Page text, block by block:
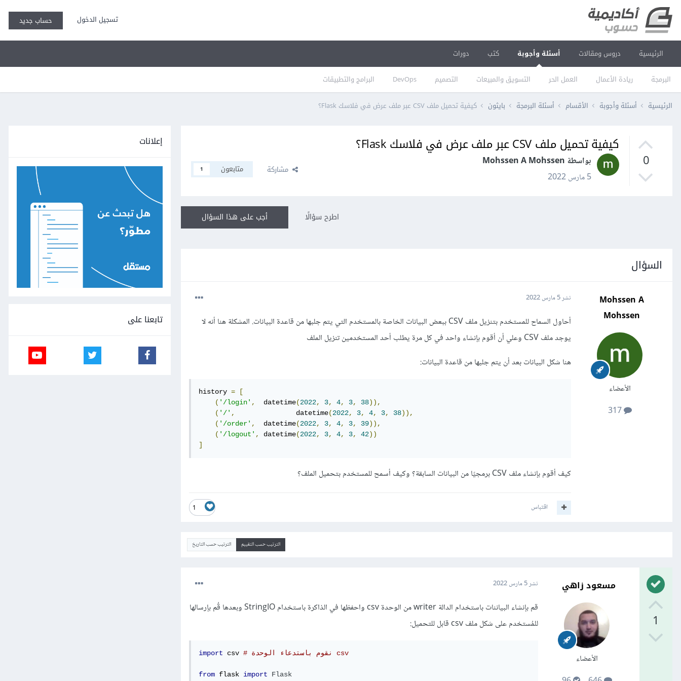
تسجيل الدخول حساب جديد
الرئيسية دروس ومقالات أسئلة وأجوبة
البرمجة ريادة الأعمال العمل الحر التسويق والمبيعات التصميم DevOps البرامج والتطبيقات
كتب دورات
الرئيسية أسئلة وأجوبة الأقسام أسئلة البرمجة بايثون كيفية تحميل ملف CSV عبر ملف عرض في فلاسك Flask؟
0
كيفية تحميل ملف CSV عبر ملف عرض في فلاسك Flask؟
بواسطة Mohssen A Mohssen
5 مارس 2022
مشاركة متابعون 1
أجب على هذا السؤال اطرح سؤالًا
السؤال
Mohssen A
Mohssen
الأعضاء
317
نشر5 مارس 2022
أحاول السماح للمستخدم بتنزيل ملف CSV ببعض البيانات الخاصة بالمستخدم التي يتم جلبها من قاعدة البيانات. المشكلة هنا أنه لا
يوجد ملف CSV وعلي أن أقوم بإنشاء واحد في كل مرة يطلب أحد المستخدمين تنزيل الملف
هنا شكل البيانات بعد أن يتم جلبها من قاعدة البيانات:
history =
[
( '/login' , datetime(2022, 3, 4, 3, 38)),
( '/' , datetime(2022, 3, 4, 3, 38)),
( '/order' , datetime(2022, 3, 4, 3, 39)),
( '/logout' , datetime(2022, 3, 4, 3, 42))
]
كيف أقوم بإنشاء ملف CSV برمجيًا من البيانات السابقة؟ وكيف أسمح للمستخدم بتحميل الملف؟
1 اقتباس
الترتيب حسب التقييم الترتيب حسب التاريخ
1
مسعود زاهي
الأعضاء
نشر5 مارس 2022
قم بإنشاء البياننات باستخدام الدالة writer من الوحدة csv واحفظها في الذاكرة باستخدام StringIO وبعدها قُم بإرسالها
للمُستخدم على شكل ملف csv قابل للتحميل:
import csv # نقوم باستدعاء الوحدة csv
from flask import
Flask
إعلانات
تابعنا على